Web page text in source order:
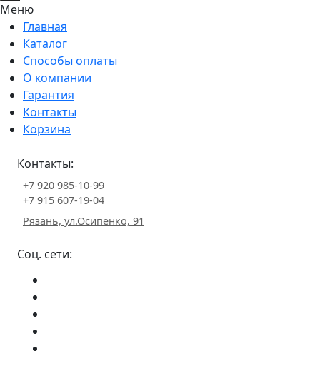
Меню
Главная
Каталог
Способы оплаты
О компании
Гарантия
Контакты
Корзина
Контакты:
+7 920 985-10-99
+7 915 607-19-04
Рязань, ул.Осипенко, 91
Соц. сети: